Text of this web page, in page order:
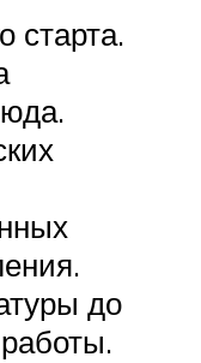
старта.
до